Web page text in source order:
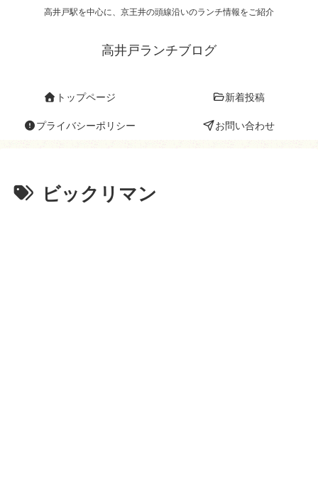
高井戸駅を中心に、京王井の頭線沿いのランチ情報をご紹介
高井戸ランチブログ
トップページ 新着投稿
プライバシーポリシー お問い合わせ
ビックリマン